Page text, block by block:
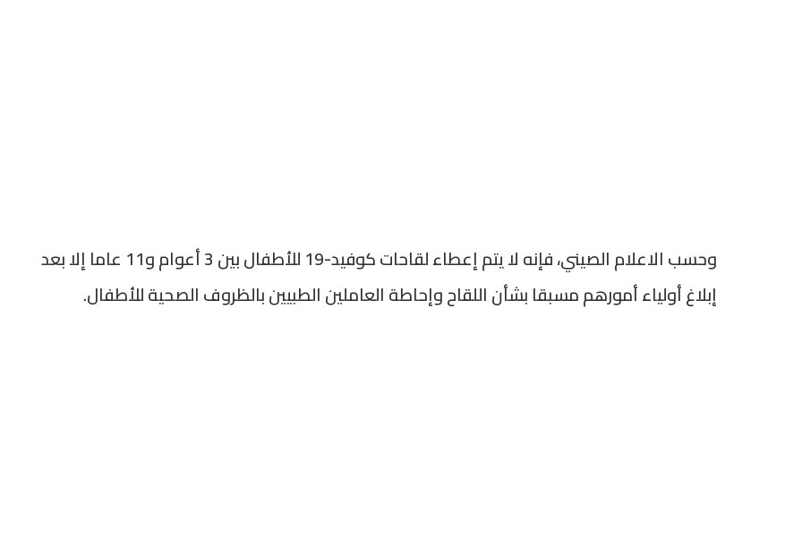
وحسب الاعلام الصيني، فإنه لا يتم إعطاء لقاحات كوفيد-19 للأطفال بين 3 أعوام و11 عاما إلا بعد
إبلاغ أولياء أمورهم مسبقا بشأن اللقاح وإحاطة العاملين الطبيين بالظروف الصحية للأطفال.